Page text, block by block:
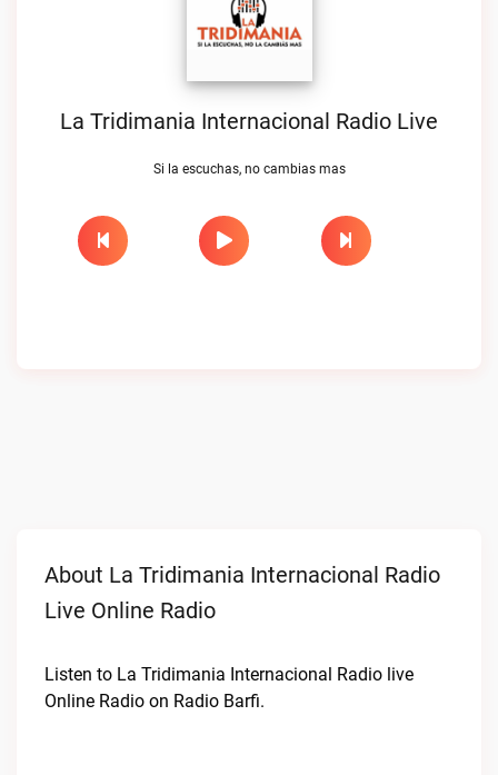
La Tridimania Internacional Radio Live
Si la escuchas, no cambias mas
About La Tridimania Internacional Radio
Live Online Radio
Listen to La Tridimania Internacional Radio live
Online Radio on Radio Barfi.